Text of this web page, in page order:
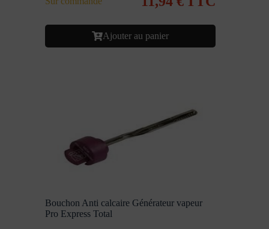
Ajouter au panier
Bouchon Anti calcaire Générateur vapeur
Pro Express Total